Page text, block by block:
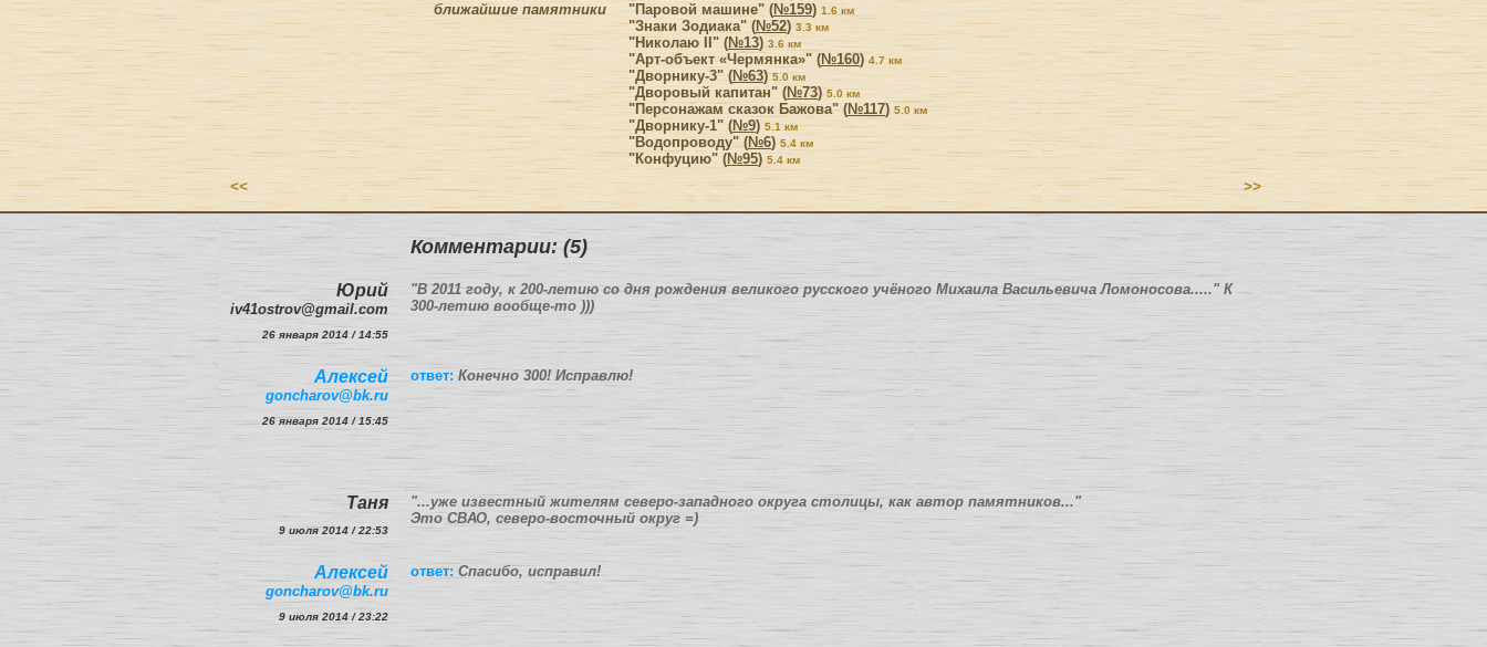
ближайшие памятники "Паровой машине" (№159) 1.6 км
"Знаки Зодиака" (№52) 3.3 км
"Николаю II" (№13)3.6 км
"Арт-объект «Чермянка»" (№160) 4.7 км
"Дворнику-3" (№63)5.0 км
"Дворовый капитан" (№73)5.0 км
"Персонажам сказок Бажова" (№117) 5.0 км
"Дворнику-1" (№9) 5.1 км
"Водопроводу" (№6) 5.4 км
"Конфуцию" (№95) 5.4 км
<< >>
Комментарии: (5)
Юрий
iv41ostrov@gmail.com
26 января 2014 / 14:55
"В 2011 году, к 200-летию со дня рождения великого русского учёного Михаила Васильевича Ломоносова....." К
300-летию вообще-то )))
Алексей
goncharov@bk.ru
26 января 2014 / 15:45
ответ: Конечно 300! Исправлю!
Таня
9 июля 2014 / 22:53
"...уже известный жителям северо-западного округа столицы, как автор памятников..."
Это СВАО, северо-восточный округ =)
Алексей
goncharov@bk.ru
9 июля 2014 / 23:22
ответ: Спасибо, исправил!